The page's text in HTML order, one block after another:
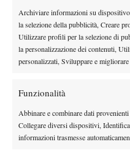
Archiviare informazioni su
la selezione della pubblicità, Creare
Utilizzare profili per la selezione di
la personalizzazione dei contenuti,
personalizzati, Sviluppare e
Funzionalità
Abbinare e combinare dati
Collegare diversi dispositivi,
informazioni trasmesse
ha dimostrato sangue freddo,
momenti che contano. Dopo
Coppa Davis belga, il suo
stabilirsi nel circuito
lui stesso con il sorriso, “mi